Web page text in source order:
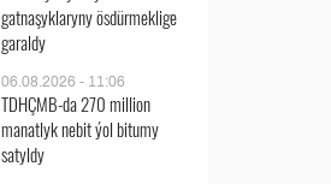
gatnaşyklaryny ösdürmeklige
garaldy
06.08.2026 - 11:06
TDHÇMB-da 270 million
manatlyk nebit ýol bitumy
satyldy